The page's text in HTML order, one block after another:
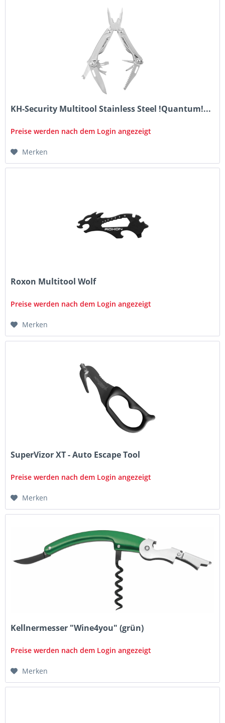
KH-Security Multitool Stainless Steel !Quantum!...
Preise werden nach dem Login angezeigt
Merken
Roxon Multitool Wolf
Preise werden nach dem Login angezeigt
Merken
SuperVizor XT - Auto Escape Tool
Preise werden nach dem Login angezeigt
Merken
Kellnermesser "Wine4you" (grün)
Preise werden nach dem Login angezeigt
Merken